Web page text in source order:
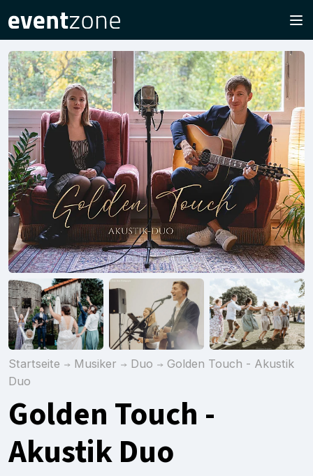
Startseite Musiker Duo
Golden Touch - Akustik
Duo
Golden Touch -
Akustik Duo